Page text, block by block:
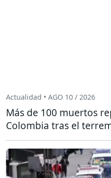
Actualidad • AGO 10 / 2026
Más de 100 muertos
Colombia tras el